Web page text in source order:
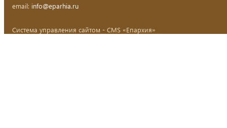
email: info@eparhia.ru
Система управления сайтом - CMS «Епархия»